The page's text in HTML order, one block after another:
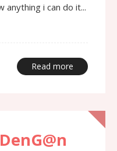
anything i can do it...
Read more